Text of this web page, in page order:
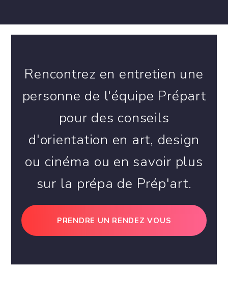
Rencontrez en entretien une
personne de l'équipe Prépart
pour des conseils
d'orientation en art, design
ou cinéma ou en savoir plus
sur la prépa de Prép'art.
PRENDRE UN RENDEZ VOUS